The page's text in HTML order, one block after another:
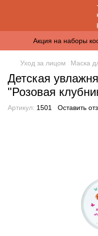
Акция на наборы
Уход за лицом Маска
Детская
"Розовая
Артикул: 1501 Оставить